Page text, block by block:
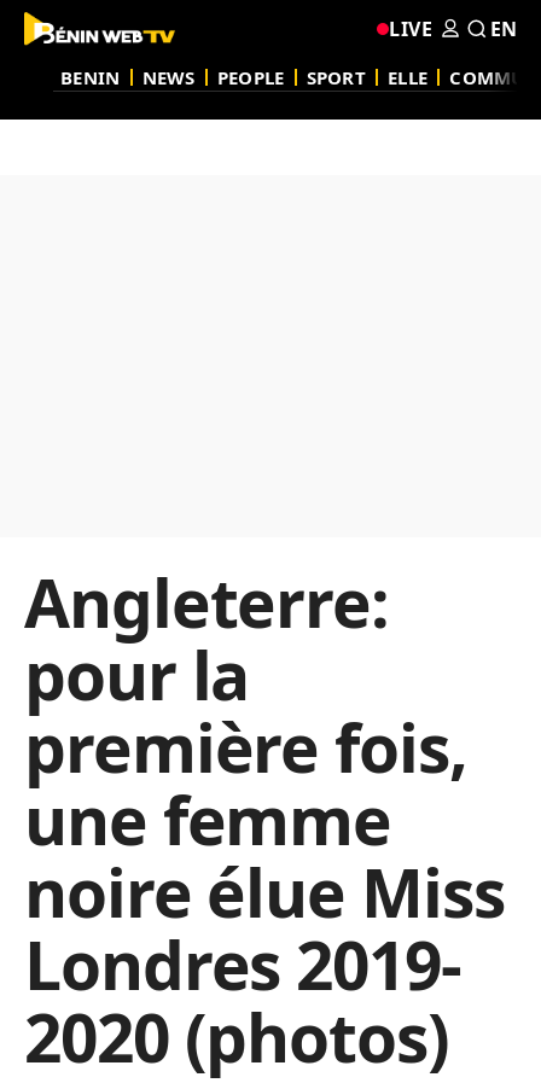
BENIN NEWS PEOPLE SPORT ELLE
LIVE EN
Angleterre:
pour la
première fois,
une femme
noire élue Miss
Londres 2019-
2020 (photos)